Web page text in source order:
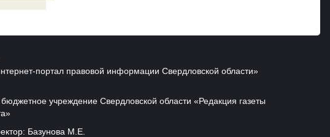
портал правовой информации Свердловской области»
бюджетное учреждение Свердловской области «Редакция газеты
Базунова М.Е.